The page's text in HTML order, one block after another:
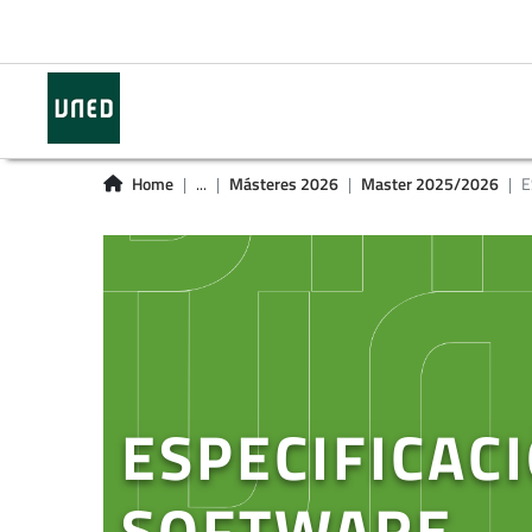
Home ... Másteres 2026 Master 2025/2026